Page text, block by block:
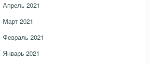
Апрель 2021
Март 2021
Февраль 2021
Январь 2021